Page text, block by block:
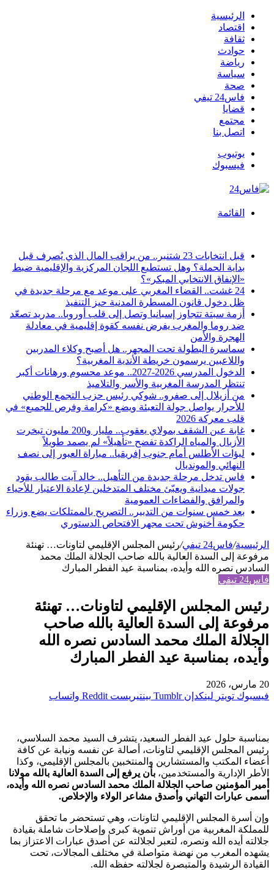
الرئيسية
اقتصاد
ثقافة
حوادث
رياضة
سياسة
صحة
فاس24 تيفي
قضايا
مجتمع
اتصل بنا
يوتيوب
فيسبوك
القائمة
قبل انتخابات 23 شتنبر.. من يراقب المال الذي يُصرف قبل
بداية الحملة؟ وهل تستطيع اللجان المركزية والإقليمية ضبط
«الإنفاق الانتخابي المبكر»؟
24 غشت.. القضاء المغربي على موعد مع مرحلة جديدة في
ظل دخول قانون المسطرة المدنية حيز التنفيذ
أزمة سبتة تتجاوز إسبانيا وتصل إلى قلب أوروبا.. مدريد تصعّد
ضد روما والمغرب يفرض نفسه كقوة إقليمية في معادلة
الهجرة والأمن
سماسرة البطولة تحت المجهر.. هل أصبح وكلاء المدربين
واللاعبين يرسمون خريطة الأندية المغربية؟
الدخول المدرسي 2026-2027.. موعد محسوم ورهانات أكبر
تنتظر المدرسة المغربية والأسر والتلاميذ
من أزيلال إلى صفرو.. شوكي رئيس حزب التجمع الوطني
للأحرار يواصل جولة التعبئة ويضع «كرامة وفرص للجميع» في
قلب معركة 2026
غابة عين الشقف بمولاي يعقوب.. مليار و200 مليون تبخرت
الأزبال والمياه الراكدة تفضح «تأهيلاً» لم يصمد طويلاً
لبؤات الأطلس أمام جنوب إفريقيا.. مباراة العبور إلى نصف
النهائي والمونديال
فاس تدخل مرحلة جديدة من التأهيل.. خالد آيت طالب يقود
جولات ميدانية ويعبّئ مختلف المتدخلين لإعادة الاعتبار للأحياء
والمرافق والفضاءات العمومية
بعد خمس سنوات من التدبير.. التصريح بالممتلكات يضع وزراء
حكومة أخنوش تحت مجهر الافتحاص الدستوري
الرئيسية/فاس24 تيفي /رئيس المجلس الإقليمي لتاونات… تهنئة
مرفوعة إلى السدة العالية بالله صاحب الجلالة الملك محمد
السادس نصره الله وأيده، بمناسبة عيد الفطر المبارك
فاس24 تيفي
رئيس المجلس الإقليمي لتاونات… تهنئة
مرفوعة إلى السدة العالية بالله صاحب
الجلالة الملك محمد السادس نصره الله
وأيده، بمناسبة عيد الفطر المبارك
20 مارس، 2026
فيسبوك تويتر لينكدإن بينتيريست واتساب
بمناسبة حلول عيد الفطر السعيد، يتشرف السيد محمد السلاسي،
رئيس المجلس الإقليمي لتاونات، أصالة عن نفسه ونيابة عن كافة
أعضاء المكتب والمستشارين والمنتخبين بالمجلس الإقليمي، وكذا
الأطر الإدارية والمستخدمين، بأن يرفع إلى السدة العالية بالله مولانا
أمير المؤمنين صاحب الجلالة الملك محمد السادس نصره الله وأيده،
أسمى عبارات التهاني وأصدق مشاعر الولاء والإخلاص.
وإن أسرة المجلس الإقليمي لتاونات، وهي تستحضر ما تحقق
للمملكة المغربية من أوراش تنموية كبرى وإصلاحات شاملة بقيادة
جلالته أيده الله ونصره، لتعبر لجلالته عن أصدق عبارات الاعتزاز بما
يشهده المغرب من نهضة متواصلة في مختلف المجالات، تحت
القيادة الرشيدة والمتبصرة لجلالته حفظه الله.